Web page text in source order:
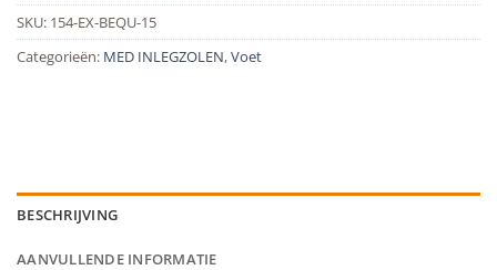
SKU: 154-EX-BEQU-15
Categorieën: MED INLEGZOLEN,Voet
BESCHRIJVING
AANVULLENDE INFORMATIE